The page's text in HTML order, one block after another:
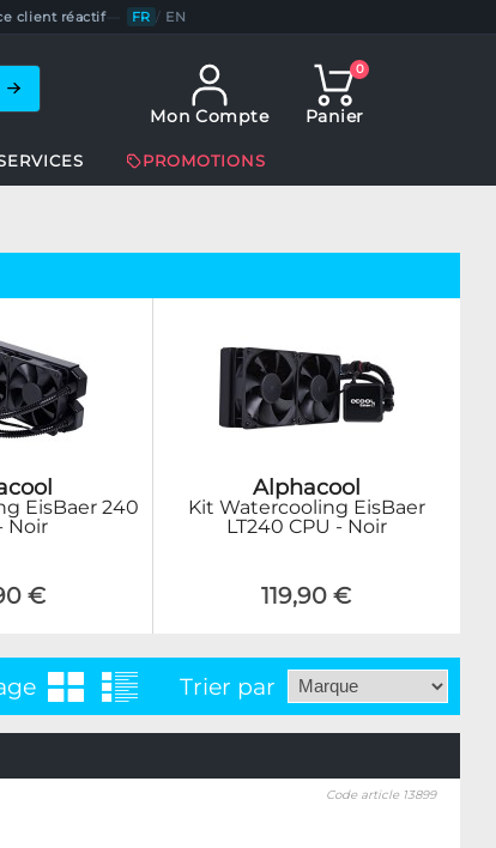
client réactif— FR / EN
Mon Compte
0
Panier
PROMOTIONS
EisBaer 240
Noir
€
Alphacool
Kit Watercooling EisBaer
LT240 CPU - Noir
119,90 €
Trier par
Code article 13899